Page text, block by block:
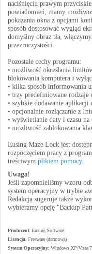
naciśnięciu prawym
powiadomień, mamy
pokazania okna z opcjami
sposób dostosować wygląd
domyślny obraz tła,
przezroczystości.
Pozostałe cechy programu:
• możliwość określania
blokowania komputera i
• kilka sposób informowania
• trzy predefiniowane
• szybkie dodawanie aplikacji
• opcjonalnie rozłączanie z
• wyświetlanie daty i czasu
• możliwość zablokowania
Eusing Maze Lock jest
rozpoczęciem pracy z
treściwym plikiem pomocy.
Uwaga!
Jeśli zapomnieliśmy wzoru
system operacyjny w trybie
Redakcja sugeruje także
wybieramy opcję "Backup
Producent: Eusing Software
Licencja: Freeware (darmowa)
System Operacyjny: Windows XP/Vista/